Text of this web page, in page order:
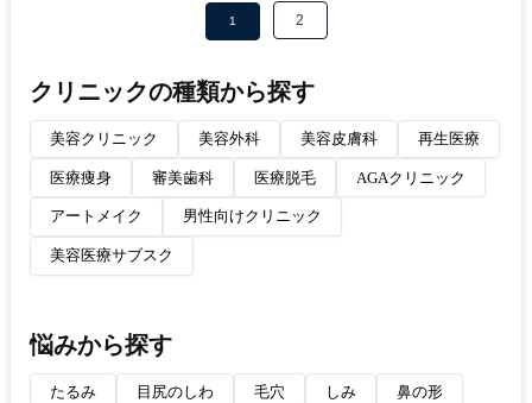
1 2
クリニックの種類から探す
美容クリニック 美容外科 美容皮膚科 再生医療
医療痩身 審美歯科 医療脱毛 AGAクリニック
アートメイク 男性向けクリニック
美容医療サブスク
悩みから探す
たるみ 目尻のしわ 毛穴 しみ 鼻の形